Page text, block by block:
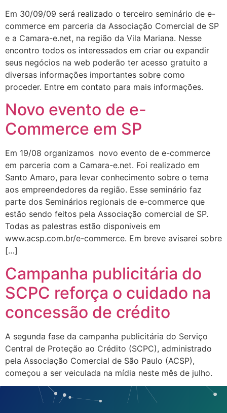
Em 30/09/09 será realizado o terceiro seminário de e-
commerce em parceria da Associação Comercial de SP
e a Camara-e.net, na região da Vila Mariana. Nesse
encontro todos os interessados em criar ou expandir
seus negócios na web poderão ter acesso gratuito a
diversas informações importantes sobre como
proceder. Entre em contato para mais informações.
Novo evento de e-
Commerce em SP
Em 19/08 organizamos novo evento de e-commerce
em parceria com a Camara-e.net. Foi realizado em
Santo Amaro, para levar conhecimento sobre o tema
aos empreendedores da região. Esse seminário faz
parte dos Seminários regionais de e-commerce que
estão sendo feitos pela Associação comercial de SP.
Todas as palestras estão disponiveis em
www.acsp.com.br/e-commerce. Em breve avisarei sobre
[…]
Campanha publicitária do
SCPC reforça o cuidado na
concessão de crédito
A segunda fase da campanha publicitária do Serviço
Central de Proteção ao Crédito (SCPC), administrado
pela Associação Comercial de São Paulo (ACSP),
começou a ser veiculada na mídia neste mês de julho.